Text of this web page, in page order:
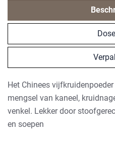
Het Chinees
mengsel van kaneel,
venkel. Lekker door
en soepen